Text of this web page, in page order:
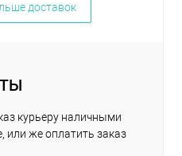
доставок
курьеру наличными
или же оплатить заказ